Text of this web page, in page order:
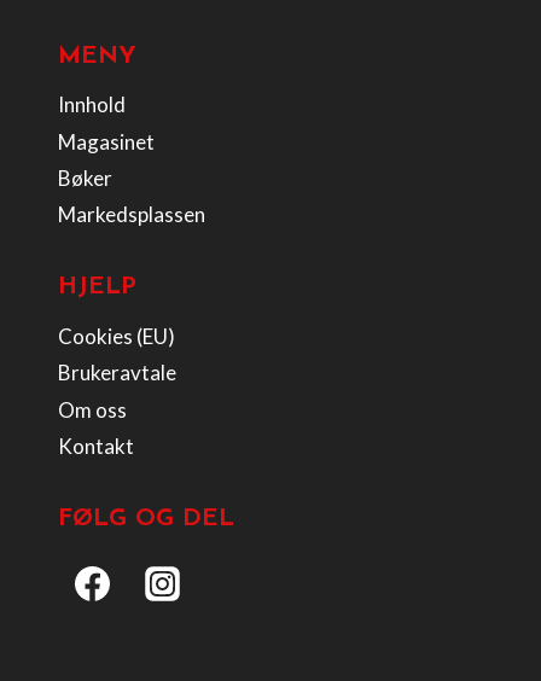
MENY
Innhold
Magasinet
Bøker
Markedsplassen
HJELP
Cookies (EU)
Brukeravtale
Om oss
Kontakt
FØLG OG DEL